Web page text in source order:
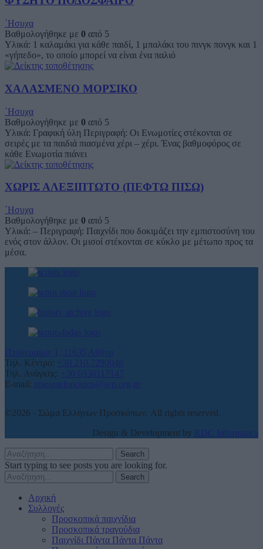
΄Ησυχα
Βαθμολογήθηκε με 0 από 5
Υλικά: 1 καλαμάκι για κάθε παιδί, 1 μπαλάκι του πινγκ πονγκ και 1
«γήπεδο», το οποίο μπορεί να είναι ένα παλιό
ΧΑΛΑΣΜΕΝΟ ΜΟΡΣΙΚΟ
΄Ησυχα
Βαθμολογήθηκε με 0 από 5
Υλικά: Γραφική ύλη Περιγραφή: Οι Ενωμοτίες στέκονται σε
σειρές με τα παιδιά πιασμένα χέρι – χέρι. Ένας βαθμοφόρος σε
κάθε Ενωμοτία πιάνει
ΧΩΡΙΣ ΑΛΕΞΙΠΤΩΤΟ (ΠΕΦΤΩ ΠΙΣΩ)
΄Ησυχα
Βαθμολογήθηκε με 0 από 5
Υλικά: – Περιγραφή: Παιχνίδι που δοκιμάζει την εμπιστοσύνη του
ενός στον άλλον. Οι μισοί στέκονται σε κύκλο με μέτωπο προς τα
μέσα.
Πτολεμαίων 1, 11635 Αθήνα
Τηλ. Κέντρο:
+30 210.7290046
Τηλ. Ανάγκης:
+30 6936117147
E-mail:
ntsesmelopoulos@sep.org.gr
©2026 - Σώμα Ελλήνων Προσκόπων. All rights reserved.
Design & Development by RDC Informatics
Search
Start typing to see posts you are looking for.
Search
Αρχική
Συλλογές
Προσκοπικά παιχνίδια
Προσκοπικά τραγούδια
Παιχνίδι Πάντα Πάντα Πάντα